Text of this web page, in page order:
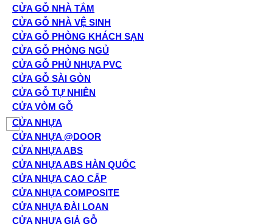
CỬA GỖ NHÀ TẮM
CỬA GỖ NHÀ VỆ SINH
CỬA GỖ PHÒNG KHÁCH SẠN
CỬA GỖ PHÒNG NGỦ
CỬA GỖ PHỦ NHỰA PVC
CỬA GỖ SÀI GÒN
CỬA GỖ TỰ NHIÊN
CỬA VÒM GỖ
CỬA NHỰA
CỬA NHỰA @DOOR
CỬA NHỰA ABS
CỬA NHỰA ABS HÀN QUỐC
CỬA NHỰA CAO CẤP
CỬA NHỰA COMPOSITE
CỬA NHỰA ĐÀI LOAN
CỬA NHỰA GIẢ GỖ